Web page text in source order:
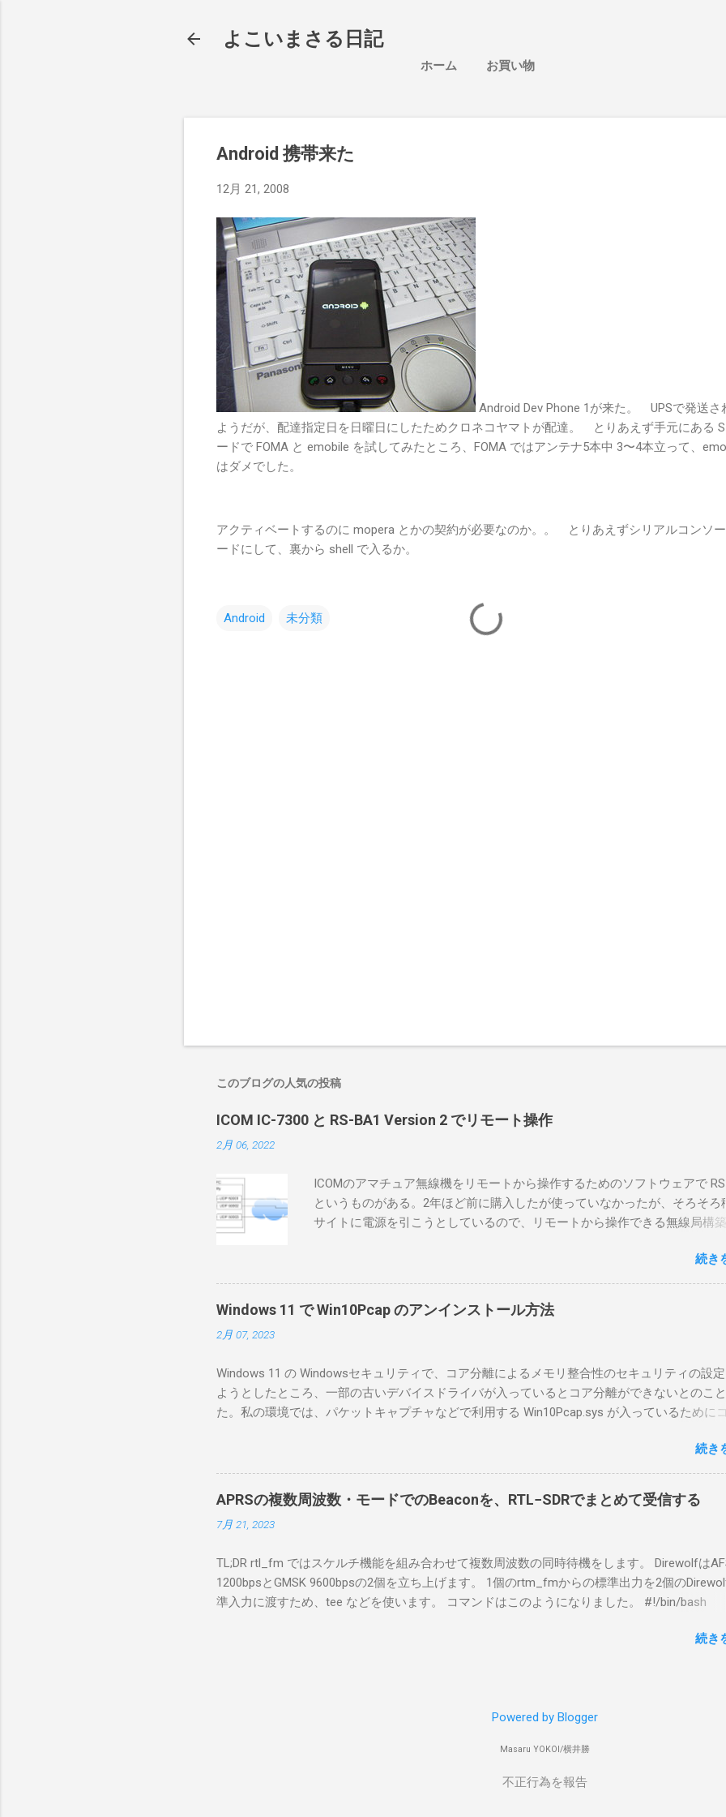
よこいまさる日記
ホーム お買い物
Android 携帯来た
12月 21, 2008
Android Dev Phone 1が来た。 UPSで発送さ
ようだが、配達指定日を日曜日にしたためクロネコヤマトが配達。 とりあえず手元にある
ードで FOMA と emobile を試してみたところ、FOMA ではアンテナ5本中 3〜4本立って、
はダメでした。
アクティベートするのに mopera とかの契約が必要なのか。。 とりあえずシリアルコンソ
ードにして、裏から shell で入るか。
Android 未分類
このブログの人気の投稿
ICOM IC-7300 と RS-BA1 Version 2 でリモート操作
2月 06, 2022
ICOMのアマチュア無線機をリモートから操作するためのソフトウェアで
というものがある。2年ほど前に購入したが使っていなかったが、そろそろ
サイトに電源を引こうとしているので、リモートから操作できる無線局構
ろうと思ったのだが、ちっともそんなに簡単につながらなかった。という
で、ハマリポイントを明示しながら、私なりの解説を書いてみる。 基本的
RS-BA1を使う場合は、下記のこれらものが必要である ICOMの無線機。 今
が持っているIC-7300を使う。 無線機側(サーバ側) のWindows PC。 今回は
が少ないかなと思って。 操作側 (クライアント側) の Windows PC。 今回は
にあるマウスコンピュータのWindows 11が入ったPC 操作側で音声を使っ
を行うならば、相応なマイクなど。 そして、リモート操作を行うソフトウ
私の理解した無線機からサーバPC、クライアントPCまでの流れはこの様に
ている。 無線機内では、USB Hubの先にUSB SerialとUSB Audio がつながっ
る。USB Serialは無線機のマイコンとつながり、CI-Vでのコマンドが交換でき
をUDP 50001で交換できるようになっており、USB SerialなどのSerial portで
信するCI-Vの内容はUDP 50002で交換でき、USB Audioからの音声データは
50003で送受信している。 利用者側のクライアントPCでは、Remote Utility
BA1 Remote Controlの2つのアプリで仕事を分担するようになっている。 ク
続き
Windows 11 で Win10Pcap のアンインストール方法
2月 07, 2023
Windows 11 の Windowsセキュリティで、コア分離によるメモリ整合性のセキュリティの設
ようとしたところ、一部の古いデバイスドライバが入っているとコア分離ができないとのこ
た。私の環境では、パケットキャプチャなどで利用する Win10Pcap.sys が入っているために
ンストールできなかったので、どのように実行すればよいのか調べながら実施しました。結
ては pnputil というコマンドを用いればよかったです。 まずは管理者権限でTerminalを実行し
す。 Windows terminal をインストールした環境でしたので、PowerShellが起動しました。
なファイルに、現在インストールされているドライバを書き出す。 pnputil /enum-drivers >
上記のファイルから win10pcap を探し出す notepad.exe inf.txt 下記のよう場所があったので、
バイダー名: Win10Pcap Native x64 クラス名: NetTrans クラス GUID: {4d36e975-e325-11ce-
08002be10318} ドライバー バージョン: 10/08/2015 10.2.0.5002 署名者名: Microsoft Windows
Hardware Compatibility Publisher 今回の場合は oem131.inf が win10pcap に該当するので、こ
続き
APRSの複数周波数・モードでのBeaconを、RTL−SDRでまとめて受信する
7月 21, 2023
TL;DR rtl_fm ではスケルチ機能を組み合わせて複数周波数の同時待機をします。 Direwolfは
1200bpsとGMSK 9600bpsの2個を立ち上げます。 1個のrtm_fmからの標準出力を2個の
準入力に渡すため、tee などを使います。 コマンドはこのようになりました。 #!/bin/bash
f 431.04M -p 36 -s 48000 -l 20 - | \ tee >(direwolf -c "$direwolf_conf" -r 48000 -D 1 -t 0 -B
Passcode PBEACON sendto=IG DELAY=0:30 EVERY=90:00 SYMBOL="igate" overlay=R
GW 1200bps+9600bps" SDRドングルを使ったAPRS I-Gateについて アマチュア無線で位置情報
受信するAPRSでは、複数の周波数帯で複数のモードが使われております。最近ですと受信機
続き
Powered by Blogger
Masaru YOKOI/横井勝
不正行為を報告